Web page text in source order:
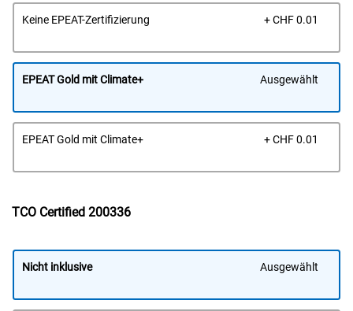
Keine EPEAT-Zertifizierung + CHF 0.01
EPEAT Gold mit Climate+ Ausgewählt
EPEAT Gold mit Climate+ + CHF 0.01
TCO Certified 200336
Nicht inklusive Ausgewählt